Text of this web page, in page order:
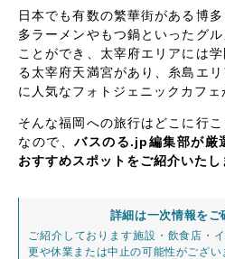
日本でも有数の繁華街がある博
多ラーメンやもつ鍋といったグ
ことができ、太宰府エリアには
る太宰府天満宮があり、糸島エ
に人気なフォトジェニックカフェ
そんな福岡への旅行はどこに行
なので、バスのる.jp編集部が厳
おすすめスポットをご紹介いたし
詳細は一次情報をご
ご紹介しております施設・飲食店・
更や休業または中止の可能性がござい